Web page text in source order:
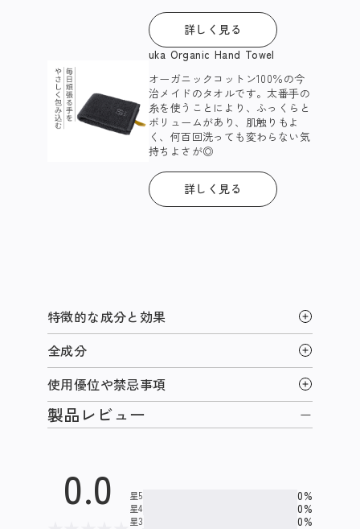
詳しく見る
uka Organic Hand Towel
オーガニックコットン100％の今
治メイドのタオルです。太番⼿の
⽷を使うことにより、ふっくらと
ボリュームがあり、肌触りもよ
く、何百回洗っても変わらない気
持ちよさが◎​
詳しく見る
特徴的な成分と効果
全成分
使用優位や禁忌事項
製品レビュー
0.0 星5 0%
星4 0%
星3 0%